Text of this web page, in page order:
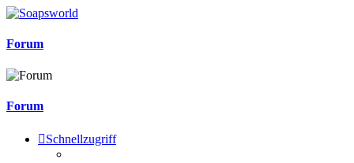
Forum
Forum
Schnellzugriff